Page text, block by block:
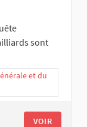
sont
et du
VOIR